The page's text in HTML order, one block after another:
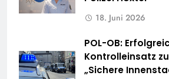
18. Juni 2026
POL-OB:
Kontrolleinsatz
„Sichere